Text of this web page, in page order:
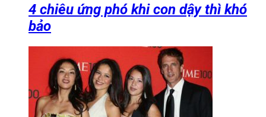
4 chiêu ứng phó khi con dậy thì khó
bảo